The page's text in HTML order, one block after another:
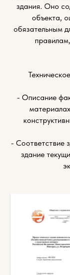
здания. Оно
объекта,
обязательным
- Описание
- Соответствие
здание